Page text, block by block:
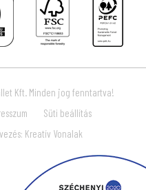
Kft. Minden jog fenntartva!
Süti beállítás
Kreatív Vonalak